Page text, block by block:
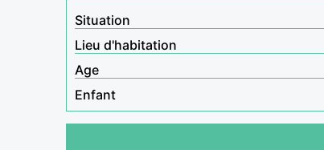
Situation
Lieu d'habitation
Age
Enfant